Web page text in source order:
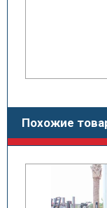
Похожие